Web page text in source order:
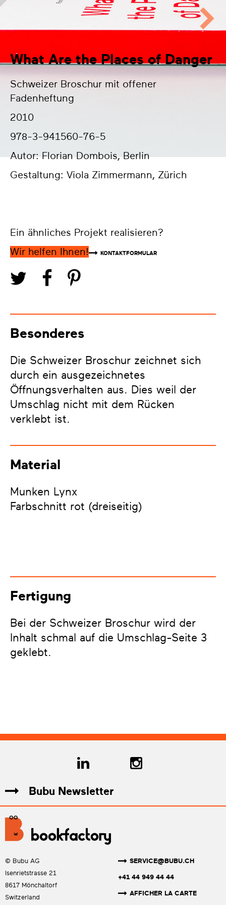
What Are the Places of Danger
Schweizer Broschur mit offener
Fadenheftung
2010
978-3-941560-76-5
Autor: Florian Dombois, Berlin
Gestaltung: Viola Zimmermann, Zürich
Ein ähnliches Projekt realisieren?
Wir helfen Ihnen!
KONTAKTFORMULAR
Besonderes
Die Schweizer Broschur zeichnet sich
durch ein ausgezeichnetes
Öffnungsverhalten aus. Dies weil der
Umschlag nicht mit dem Rücken
verklebt ist.
Material
Munken Lynx
Farbschnitt rot (dreiseitig)
Fertigung
Bei der Schweizer Broschur wird der
Inhalt schmal auf die Umschlag-Seite 3
geklebt.
Bubu Newsletter
© Bubu AG
Isenrietstrasse 21
8617 Mönchaltorf
Switzerland
SERVICE@BUBU.CH
+41 44 949 44 44
AFFICHER LA CARTE